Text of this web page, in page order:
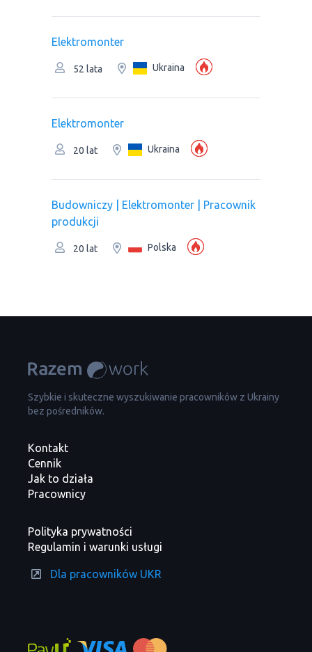
Elektromonter
52 lata Ukraina
Elektromonter
20 lat Ukraina
Budowniczy | Elektromonter | Pracownik
produkcji
20 lat Polska
Szybkie i skuteczne wyszukiwanie pracowników z Ukrainy
bez pośredników.
Kontakt
Cennik
Jak to działa
Pracownicy
Polityka prywatności
Regulamin i warunki usługi
Dla pracowników UKR